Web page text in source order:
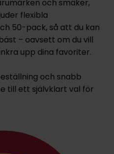
och smaker,
flexibla
50-pack, så att du kan
– oavsett om du vill
upp dina favoriter.
och snabb
till ett självklart val för